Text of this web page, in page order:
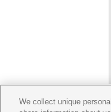
We collect unique